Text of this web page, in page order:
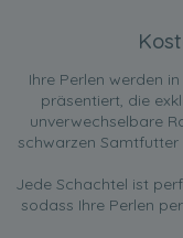
Ihre Perlen werden
präsentiert, die
unverwechselbare
schwarzen
Jede Schachtel ist
sodass Ihre Perlen